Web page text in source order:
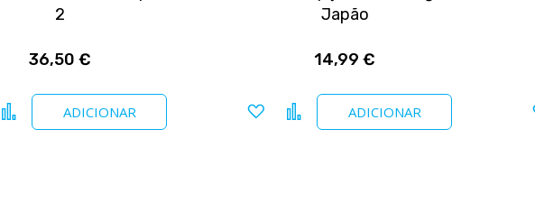
2
36,50 €
ADICIONAR
a favoritos
Comparar
Japão
14,99 €
ADICIONAR
Adicionar a favoritos
Comparar